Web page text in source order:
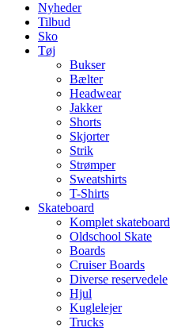
Nyheder
Tilbud
Sko
Tøj
Bukser
Bælter
Headwear
Jakker
Shorts
Skjorter
Strik
Strømper
Sweatshirts
T-Shirts
Skateboard
Komplet skateboard
Oldschool Skate
Boards
Cruiser Boards
Diverse reservedele
Hjul
Kuglelejer
Trucks